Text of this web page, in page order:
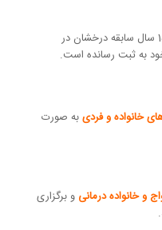
روانکاو، هیپنوتراپ و درمانگر با بیش از 15 سال سابقه درخشان در
خود به ثبت رسانده است.
خانواده و فردیبه صورت
و خانواده درمانی و برگزاری